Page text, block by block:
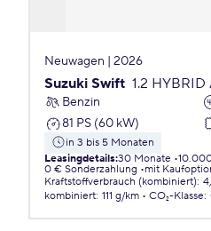
Neuwagen | 2026
Suzuki Swift 1.2
Benzin
81 PS (60 kW)
in 3 bis 5 Monaten
Leasingdetails:30 Monate
0 € Sonderzahlung
mit
Kraftstoffverbrauch (kombiniert):
kombiniert: 111 g/km CO₂-Klasse: